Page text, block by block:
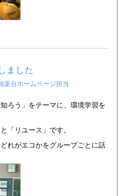
ました
楽台ホームページ担当
ろう」をテーマに、環境学習を
「リユース」です。
れがエコかをグループごとに話